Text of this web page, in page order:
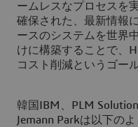
ームレスなプロセスを
確保された、最新情報
ースのシステムを世界
けに構築することで、
コスト削減というゴー
韓国IBM、PLM
Jemann Parkは以下の